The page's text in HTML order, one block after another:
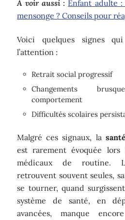
A voir aussi : Enfant adulte
mensonge ? Conseils pour
Voici quelques signes
l’attention :
Retrait social progressif
Changements
comportement
Difficultés scolaires
Malgré ces signaux, la
est rarement évoquée lors
médicaux de routine.
retrouvent souvent seules,
se tourner, quand
système de santé, en
avancées, manque